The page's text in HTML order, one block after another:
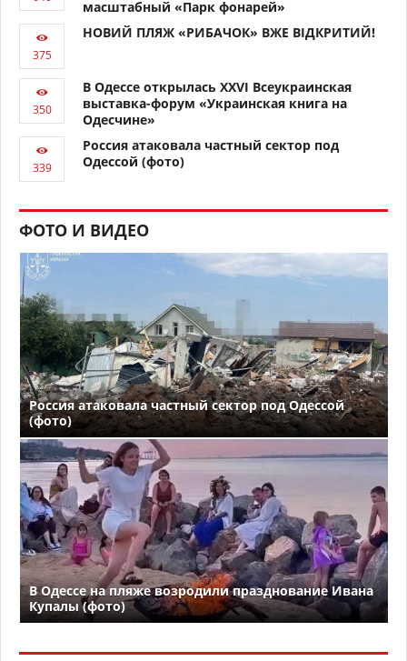
масштабный «Парк фонарей»
НОВИЙ ПЛЯЖ «РИБАЧОК» ВЖЕ ВІДКРИТИЙ!
В Одессе открылась XXVI Всеукраинская
выставка-форум «Украинская книга на
Одесчине»
Россия атаковала частный сектор под
Одессой (фото)
ФОТО И ВИДЕО
Россия атаковала частный сектор под Одессой
(фото)
В Одессе на пляже возродили празднование Ивана
Купалы (фото)